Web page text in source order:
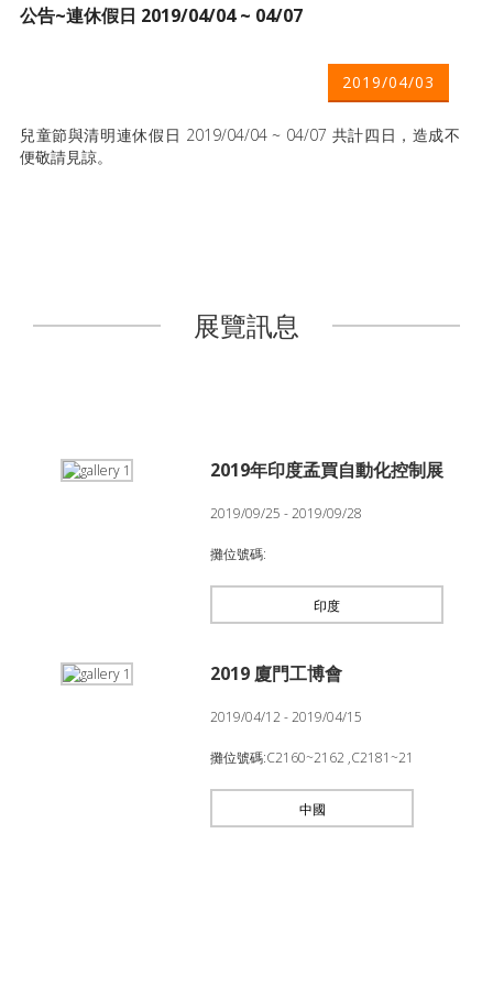
公告~連休假日 2019/04/04 ~ 04/07
2019/04/03
兒童節與清明連休假日 2019/04/04 ~ 04/07 共計四日，造成不
便敬請見諒。
展覽訊息
2019年印度孟買自動化控制展
2019/09/25 - 2019/09/28
攤位號碼:
印度
2019 廈門工博會
2019/04/12 - 2019/04/15
攤位號碼:C2160~2162 ,C2181~21
中國